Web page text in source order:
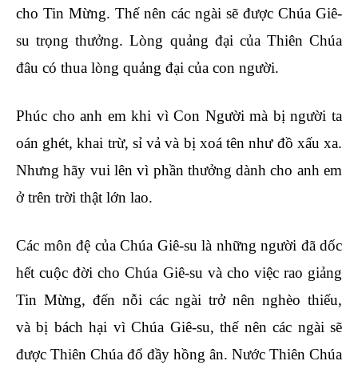
cho Tin Mừng. Thế nên các ngài sẽ được Chúa Giê-
su trọng thưởng. Lòng quảng đại của Thiên Chúa
đâu có thua lòng quảng đại của con người.
Phúc cho anh em khi vì Con Người mà bị người ta
oán ghét, khai trừ, sỉ vả và bị xoá tên như đồ xấu xa.
Nhưng hãy vui lên vì phần thưởng dành cho anh em
ở trên trời thật lớn lao.
Các môn đệ của Chúa Giê-su là những người đã dốc
hết cuộc đời cho Chúa Giê-su và cho việc rao giảng
Tin Mừng, đến nỗi các ngài trở nên nghèo thiếu,
và bị bách hại vì Chúa Giê-su, thế nên các ngài sẽ
được Thiên Chúa đổ đầy hồng ân. Nước Thiên Chúa